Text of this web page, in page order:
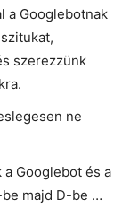
a Googlebotnak
szerezzünk
ne
a Googlebot és a
majd D-be …